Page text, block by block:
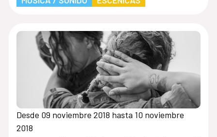
Desde 09 noviembre 2018 hasta 10 noviembre
2018